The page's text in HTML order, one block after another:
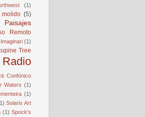
(1)
(5)
Paisajes
Remoto
(1)
Tree
Radio
Confónico
Waters (1)
(1)
Solaris Art
(1) Spock's